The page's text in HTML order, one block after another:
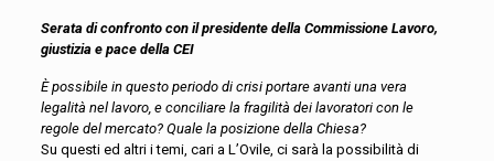
Serata di confronto con il presidente della Commissione Lavoro,
giustizia e pace della CEI
È possibile in questo periodo di crisi portare avanti una vera
legalità nel lavoro, e conciliare la fragilità dei lavoratori con le
regole del mercato? Quale la posizione della Chiesa?
Su questi ed altri i temi, cari a L’Ovile, ci sarà la possibilità di